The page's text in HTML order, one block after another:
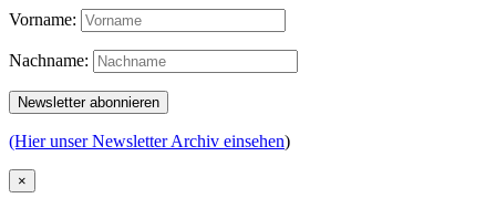
Vorname:
Nachname:
(Hier unser Newsletter Archiv einsehen)
×